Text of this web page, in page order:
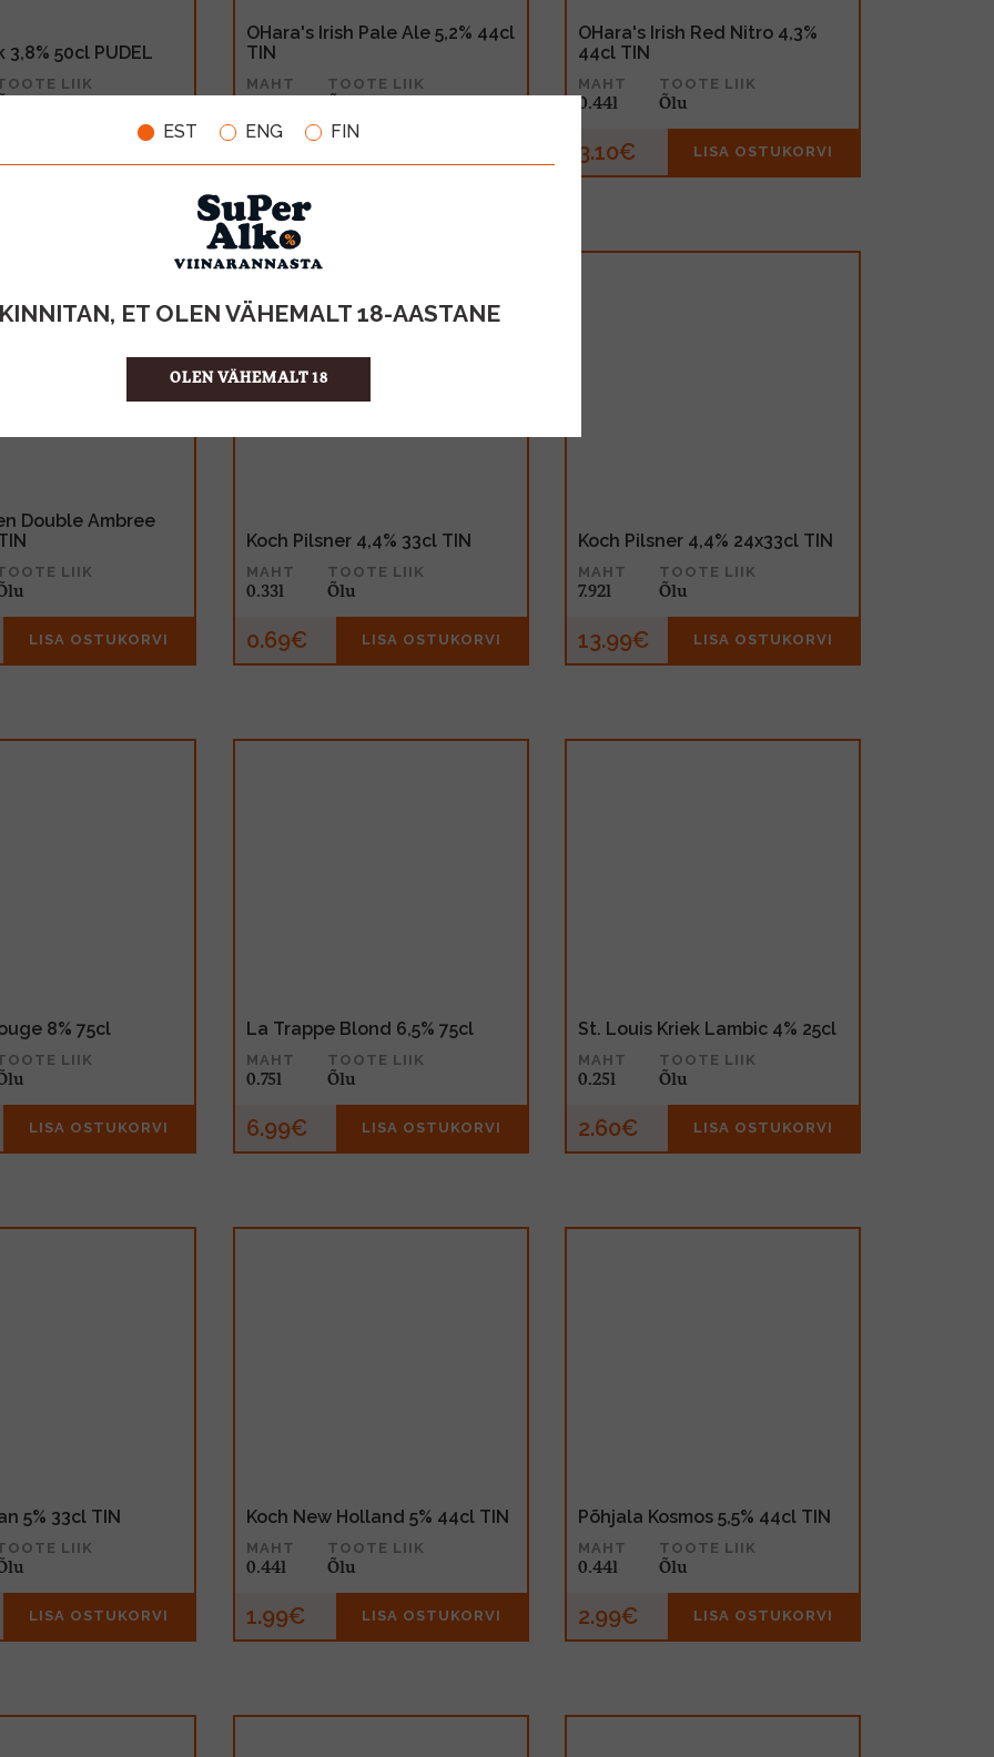
EST ENG FIN
KINNITAN, ET OLEN VÄHEMALT 18-AASTANE
OLEN VÄHEMALT 18
3,8% 50cl PUDEL
LIIK
OHara's Irish Pale Ale 5,2% 44cl
TIN
MAHT
TOOTE LIIK
OHara's Irish Red Nitro 4,3%
44cl TIN
MAHT
0.44l
TOOTE LIIK
Õlu
3.10€ LISA OSTUKORVI
Double Ambree
LIIK
LISA OSTUKORVI
Koch Pilsner 4,4% 33cl TIN
MAHT
0.33l
TOOTE LIIK
Õlu
0.69€ LISA OSTUKORVI
Koch Pilsner 4,4% 24x33cl TIN
MAHT
7.92l
TOOTE LIIK
Õlu
13.99€ LISA OSTUKORVI
8% 75cl
LIIK
LISA OSTUKORVI
La Trappe Blond 6,5% 75cl
MAHT
0.75l
TOOTE LIIK
Õlu
6.99€ LISA OSTUKORVI
St. Louis Kriek Lambic 4% 25cl
MAHT
0.25l
TOOTE LIIK
Õlu
2.60€ LISA OSTUKORVI
5% 33cl TIN
LIIK
LISA OSTUKORVI
Koch New Holland 5% 44cl TIN
MAHT
0.44l
TOOTE LIIK
Õlu
1.99€ LISA OSTUKORVI
Põhjala Kosmos 5,5% 44cl TIN
MAHT
0.44l
TOOTE LIIK
Õlu
2.99€ LISA OSTUKORVI